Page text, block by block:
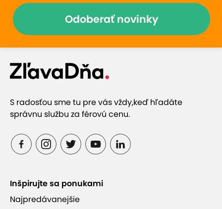
Odoberať novinky
S radosťou sme tu pre vás vždy,keď hľadáte
správnu službu za férovú cenu.
Inšpirujte sa ponukami
Najpredávanejšie